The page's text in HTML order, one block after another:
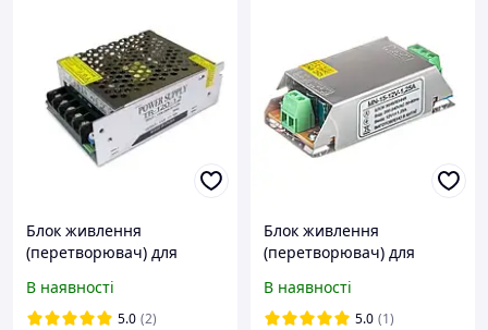
Блок живлення
(перетворювач) для
TR/MN 12В 120Вт 10A - 1
рік гарантії!
В наявності
5.0 (2)
Блок живлення
(перетворювач) для
12В 15Вт 1.25A - 1 рік
гарантії!
В наявності
5.0 (1)